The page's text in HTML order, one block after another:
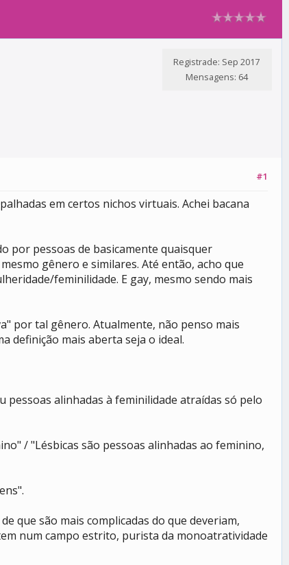
Registrade: Sep 2017
Mensagens: 64
#1
em certos nichos virtuais. Achei bacana
por pessoas de basicamente quaisquer
gênero e similares. Até então, acho que
feminilidade. E gay, mesmo sendo mais
por tal gênero. Atualmente, não penso mais
definição mais aberta seja o ideal.
pessoas alinhadas à feminilidade atraídas só pelo
/ "Lésbicas são pessoas alinhadas ao feminino,
que são mais complicadas do que deveriam,
num campo estrito, purista da monoatratividade